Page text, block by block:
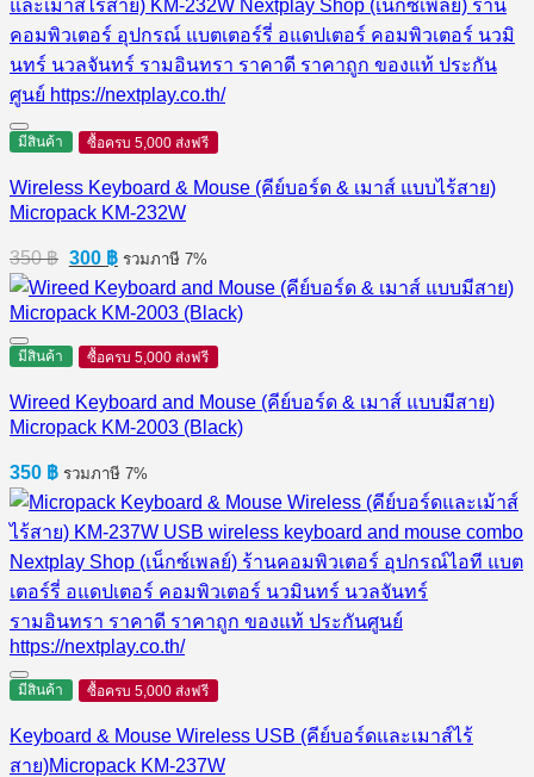
มีสินค้า ซื้อครบ 5,000 ส่งฟรี
Wireless Keyboard & Mouse (คีย์บอร์ด & เมาส์ แบบไร้สาย)
Micropack KM-232W
350฿ Original
price
was:
350 ฿.
300 ฿Current
price
is:
300 ฿.
รวมภาษี 7%
มีสินค้า ซื้อครบ 5,000 ส่งฟรี
Wireed Keyboard and Mouse (คีย์บอร์ด & เมาส์ แบบมีสาย)
Micropack KM-2003 (Black)
350 ฿ รวมภาษี 7%
มีสินค้า ซื้อครบ 5,000 ส่งฟรี
Keyboard & Mouse Wireless USB (คีย์บอร์ดและเมาส์ไร้
สาย)Micropack KM-237W